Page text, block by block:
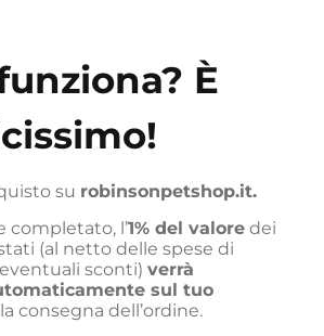
È
su robinsonpetshop.it.
completato, l’1% del valore dei
(al netto delle spese di
sconti) verrà
sul tuo
consegna dell’ordine.